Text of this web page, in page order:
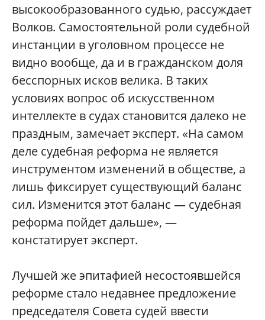
высокообразованного судью, рассуждает
Волков. Самостоятельной роли судебной
инстанции в уголовном процессе не
видно вообще, да и в гражданском доля
бесспорных исков велика. В таких
условиях вопрос об искусственном
интеллекте в судах становится далеко не
праздным, замечает эксперт. «На самом
деле судебная реформа не является
инструментом изменений в обществе, а
лишь фиксирует существующий баланс
сил. Изменится этот баланс — судебная
реформа пойдет дальше», —
констатирует эксперт.
Лучшей же эпитафией несостоявшейся
реформе стало недавнее предложение
председателя Совета судей ввести